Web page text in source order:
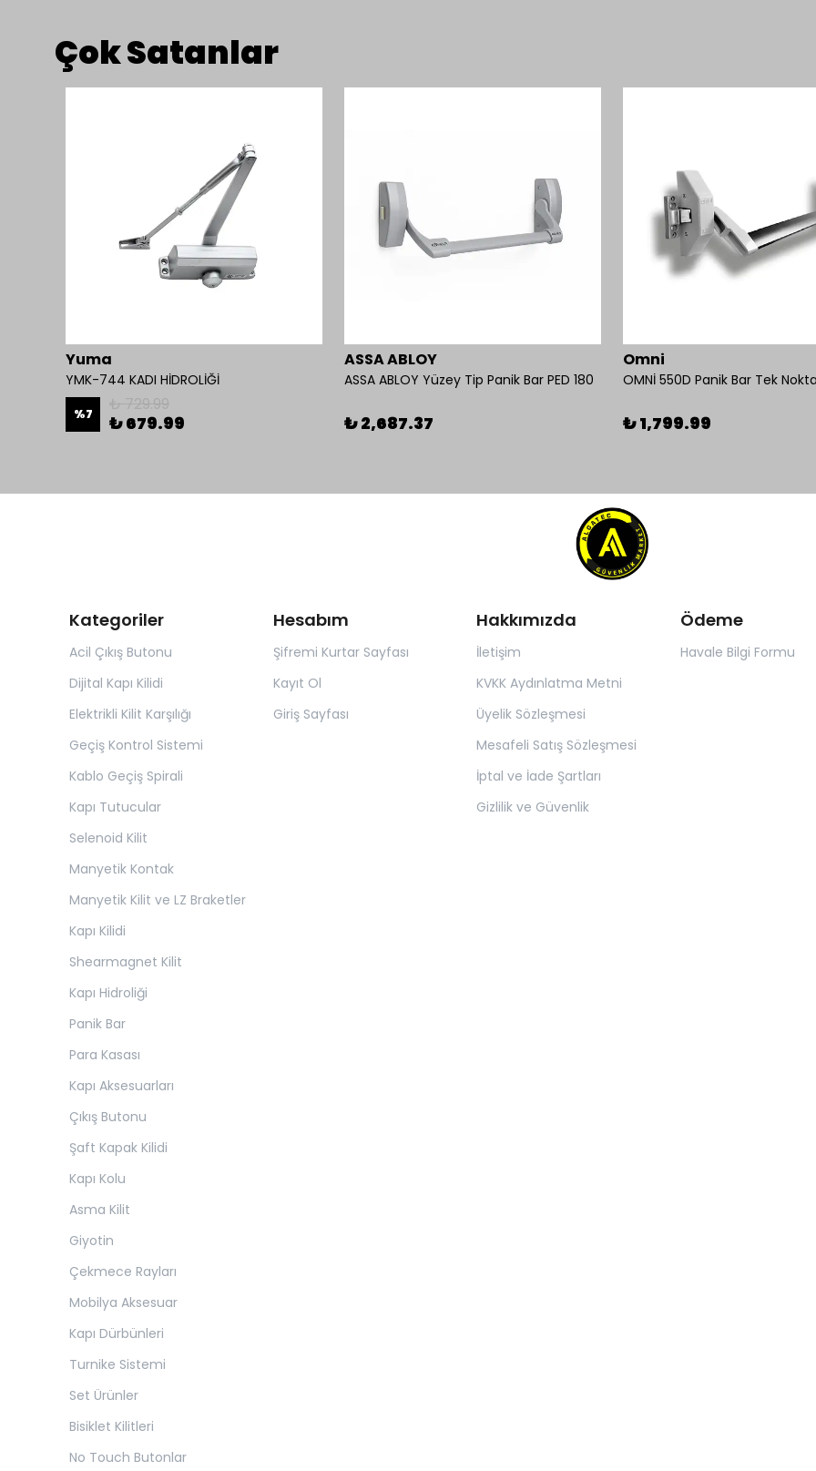
Çok Satanlar
Yuma
YMK-744 KADI HİDROLİĞİ
%7 ₺ 679.99
ASSA ABLOY
ASSA ABLOY Yüzey Tip Panik Bar PED 180
₺ 2,687.37
Omni
₺ 1,799.99
Kategoriler
Acil Çıkış Butonu
Dijital Kapı Kilidi
Elektrikli Kilit Karşılığı
Geçiş Kontrol Sistemi
Kablo Geçiş Spirali
Kapı Tutucular
Selenoid Kilit
Manyetik Kontak
Manyetik Kilit ve LZ Braketler
Kapı Kilidi
Shearmagnet Kilit
Kapı Hidroliği
Panik Bar
Para Kasası
Kapı Aksesuarları
Çıkış Butonu
Şaft Kapak Kilidi
Kapı Kolu
Asma Kilit
Giyotin
Çekmece Rayları
Mobilya Aksesuar
Kapı Dürbünleri
Turnike Sistemi
Set Ürünler
Bisiklet Kilitleri
No Touch Butonlar
Hesabım
Şifremi Kurtar Sayfası
Kayıt Ol
Giriş Sayfası
Hakkımızda
İletişim
KVKK Aydınlatma Metni
Üyelik Sözleşmesi
Mesafeli Satış Sözleşmesi
İptal ve İade Şartları
Gizlilik ve Güvenlik
Ödeme
Havale Bilgi Formu